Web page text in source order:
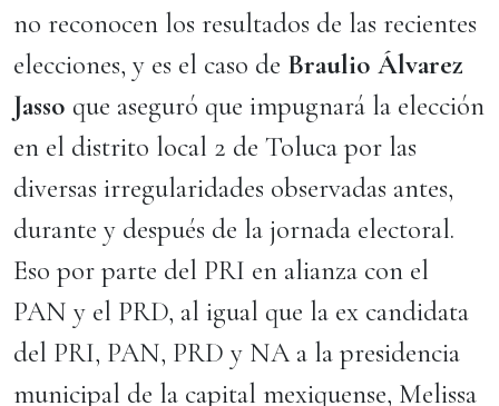
no reconocen los resultados de las recientes
elecciones, y es el caso de Braulio Álvarez
Jasso que aseguró que impugnará la elección
en el distrito local 2 de Toluca por las
diversas irregularidades observadas antes,
durante y después de la jornada electoral.
Eso por parte del PRI en alianza con el
PAN y el PRD, al igual que la ex candidata
del PRI, PAN, PRD y NA a la presidencia
municipal de la capital mexiquense, Melissa